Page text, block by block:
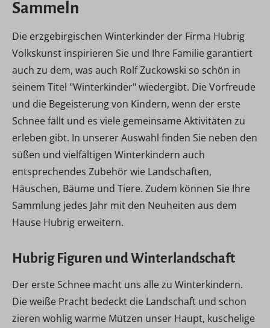
Sammeln
Die erzgebirgischen Winterkinder der Firma Hubrig
Volkskunst inspirieren Sie und Ihre Familie garantiert
auch zu dem, was auch Rolf Zuckowski so schön in
seinem Titel "Winterkinder" wiedergibt. Die Vorfreude
und die Begeisterung von Kindern, wenn der erste
Schnee fällt und es viele gemeinsame Aktivitäten zu
erleben gibt. In unserer Auswahl finden Sie neben den
süßen und vielfältigen Winterkindern auch
entsprechendes Zubehör wie Landschaften,
Häuschen, Bäume und Tiere. Zudem können Sie Ihre
Sammlung jedes Jahr mit den Neuheiten aus dem
Hause Hubrig erweitern.
Hubrig Figuren und Winterlandschaft
Der erste Schnee macht uns alle zu Winterkindern.
Die weiße Pracht bedeckt die Landschaft und schon
zieren wohlig warme Mützen unser Haupt, kuschelige